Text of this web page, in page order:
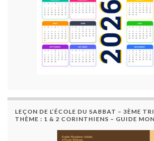
LEÇON DE L’ÉCOLE DU SABBAT – 3ÈME
THÈME : 1 & 2 CORINTHIENS – GUIDE